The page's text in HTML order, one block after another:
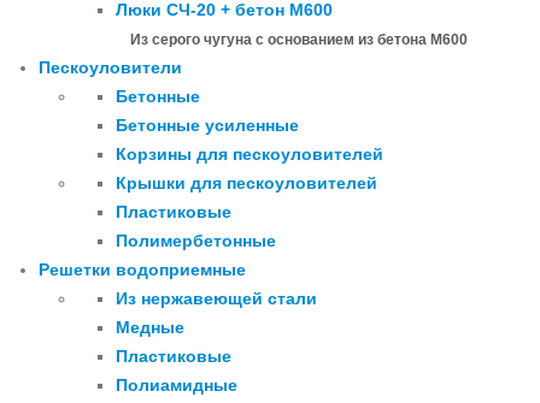
Люки СЧ-20 + бетон М600
Из серого чугуна с основанием из бетона М600
Пескоуловители
Бетонные
Бетонные усиленные
Корзины для пескоуловителей
Крышки для пескоуловителей
Пластиковые
Полимербетонные
Решетки водоприемные
Из нержавеющей стали
Медные
Пластиковые
Полиамидные